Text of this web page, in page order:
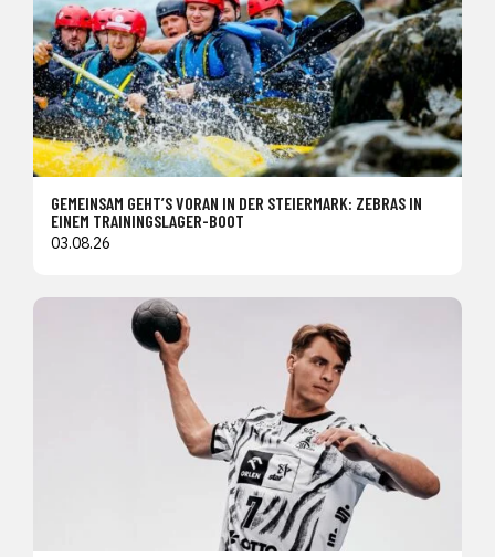
GEMEINSAM GEHT’S VORAN IN DER STEIERMARK: ZEBRAS IN
EINEM TRAININGSLAGER-BOOT
03.08.26